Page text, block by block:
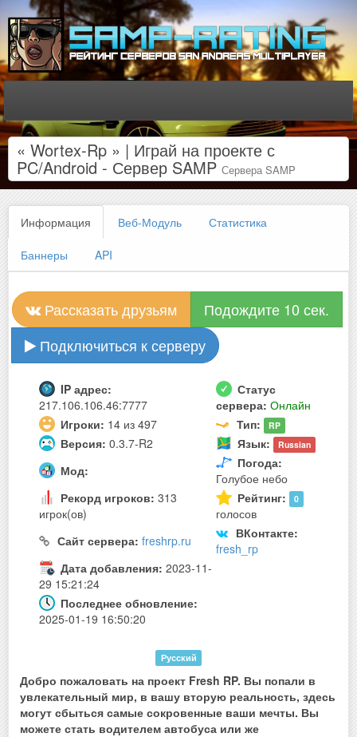
« Wortex-Rp » | Играй на проекте с
PC/Android - Сервер SAMP Сервера SAMP
Информация Веб-Модуль Статистика
Баннеры API
Рассказать друзьям
Подождите 10 сек.
Подключиться к серверу
IP адрес:
217.106.106.46:7777
Статус
сервера: Онлайн
Игроки: 14 из 497 Тип: RP
Версия: 0.3.7-R2 Язык: Russian
Мод:
Погода:
Голубое небо
Рекорд игроков: 313
игрок(ов)
Рейтинг: 0
голосов
Сайт сервера: freshrp.ru
ВКонтакте:
fresh_rp
Дата добавления: 2023-11-
29 15:21:24
Последнее обновление:
2025-01-19 16:50:20
Русский
Добро пожаловать на проект Fresh RP. Вы попали в
увлекательный мир, в вашу вторую реальность, здесь
могут сбыться самые сокровенные ваши мечты. Вы
можете стать водителем автобуса или же